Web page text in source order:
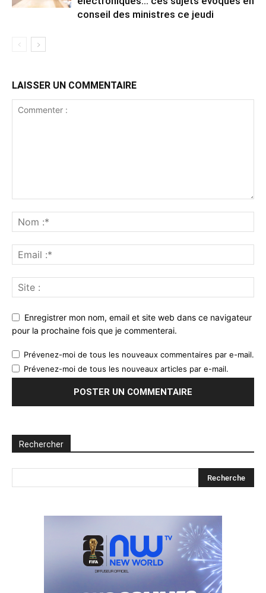
conseil des ministres ce jeudi
LAISSER UN COMMENTAIRE
Enregistrer mon nom, email et site web dans ce navigateur
pour la prochaine fois que je commenterai.
Prévenez-moi de tous les nouveaux commentaires par e-mail.
Prévenez-moi de tous les nouveaux articles par e-mail.
Rechercher